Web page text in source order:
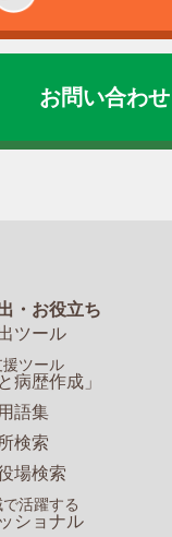
お問い合わせ
・お役立ち
ツール
ツール
病歴作成」
語集
検索
場検索
活躍する
ショナル